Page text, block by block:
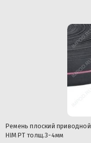
Ремень плоский
HIMPT толщ.3-4мм